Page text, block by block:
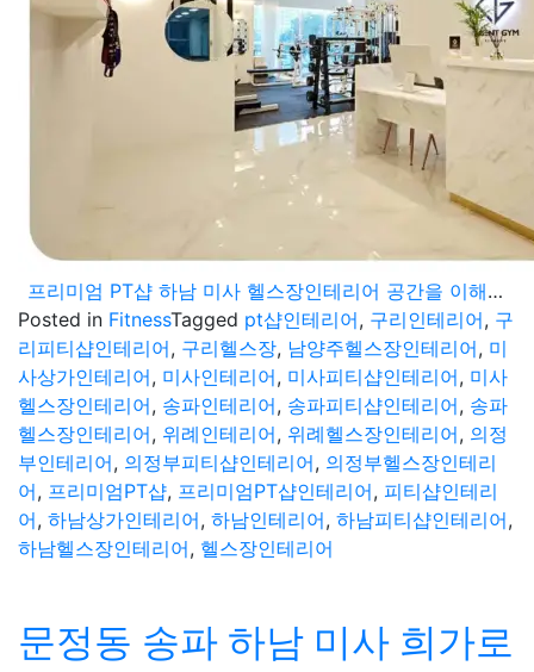
프리미엄 PT샵 하남 미사 헬스장인테리어 공간을 이해하는 작업
Posted in FitnessTagged pt샵인테리어, 구리인테리어, 구
리피티샵인테리어, 구리헬스장, 남양주헬스장인테리어, 미
사상가인테리어, 미사인테리어, 미사피티샵인테리어, 미사
헬스장인테리어, 송파인테리어, 송파피티샵인테리어, 송파
헬스장인테리어, 위례인테리어, 위례헬스장인테리어, 의정
부인테리어, 의정부피티샵인테리어, 의정부헬스장인테리
어, 프리미엄PT샵, 프리미엄PT샵인테리어, 피티샵인테리
어, 하남상가인테리어, 하남인테리어, 하남피티샵인테리어,
하남헬스장인테리어, 헬스장인테리어
문정동 송파 하남 미사 희가로